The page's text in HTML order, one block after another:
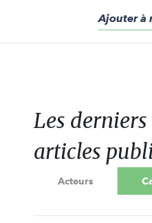
Ajouter à
Les derniers
articles
Acteurs